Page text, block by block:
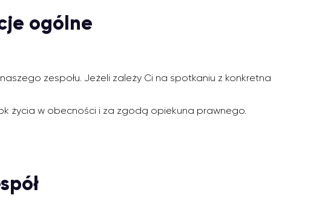
ogólne
zespołu. Jeżeli zależy Ci na spotkaniu z konkretna
życia w obecności i za zgodą opiekuna prawnego.